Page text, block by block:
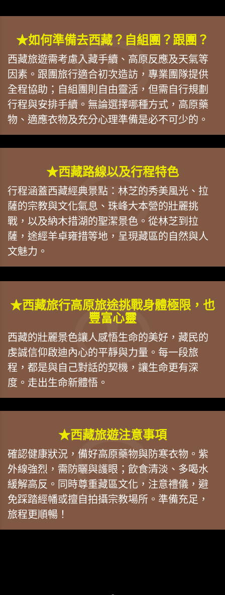
★如何準備去西藏？自組團？跟團？
西藏旅遊需考慮入藏手續、高原反應及天氣等
因素。跟團旅行適合初次造訪，專業團隊提供
全程協助；自組團則自由靈活，但需自行規劃
行程與安排手續。無論選擇哪種方式，高原藥
物、適應衣物及充分心理準備是必不可少的。
★西藏路線以及行程特色
行程涵蓋西藏經典景點：林芝的秀美風光、拉
薩的宗教與文化氣息、珠峰大本營的壯麗挑
戰，以及納木措湖的聖潔景色。從林芝到拉
薩，途經羊卓雍措等地，呈現藏區的自然與人
文魅力。
★西藏旅行高原旅途挑戰身體極限，也
豐富心靈
西藏的壯麗景色讓人感悟生命的美好，藏民的
虔誠信仰啟迪內心的平靜與力量。每一段旅
程，都是與自己對話的契機，讓生命更有深
度。走出生命新體悟。
★西藏旅遊注意事項
確認健康狀況，備好高原藥物與防寒衣物。紫
外線強烈，需防曬與護眼；飲食清淡、多喝水
緩解高反。同時尊重藏區文化，注意禮儀，避
免踩踏經幡或擅自拍攝宗教場所。準備充足，
旅程更順暢！